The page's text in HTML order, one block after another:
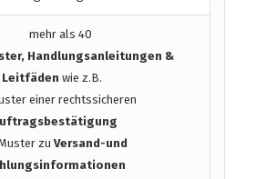
mehr als 40
Handlungsanleitungen &
Leitfäden wie z.B.
einer rechtssicheren
zuVersand-und